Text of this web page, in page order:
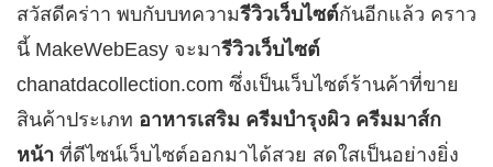
สวัสดีคร่าา พบกับบทความรีวิวเว็บไซต์กันอีกแล้ว คราว
นี้ MakeWebEasy จะมารีวิวเว็บไซต์
chanatdacollection.com ซึ่งเป็นเว็บไซต์ร้านค้าที่ขาย
สินค้าประเภท อาหารเสริม ครีมบำรุงผิว ครีมมาส์ก
หน้า ที่ดีไซน์เว็บไซต์ออกมาได้สวย สดใสเป็นอย่างยิ่ง